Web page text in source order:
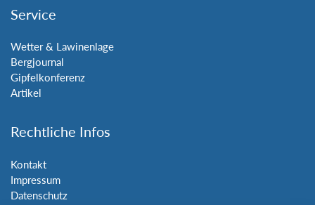
Service
Wetter & Lawinenlage
Bergjournal
Gipfelkonferenz
Artikel
Rechtliche Infos
Kontakt
Impressum
Datenschutz